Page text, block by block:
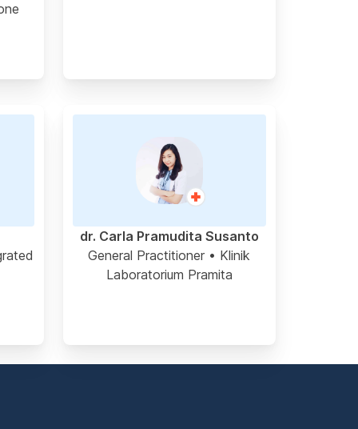
dr. Carla Pramudita Susanto
General Practitioner • Klinik
Laboratorium Pramita